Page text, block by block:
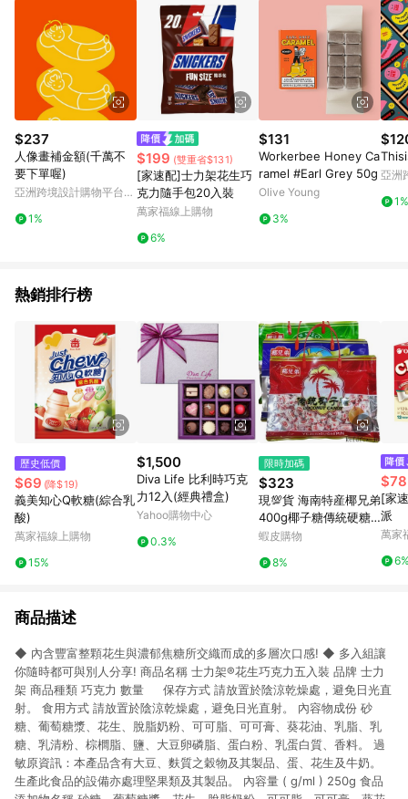
市場 45 天內完成訂單出貨及結帳，則不符合贈點資格。 (4) 如
使用APP、或中途瀏覽比價網、回饋網、Google等其他網頁、或
由網頁版(電腦版/手機版網頁)切換為App都將會造成追蹤中斷而
無法進行 LINE POINTS 回饋。 (5) LINE 購物為購物資訊整合性
平台，商品資料更新會有時間差，如顯示之商品規格、顏色、價
位、贈品與台灣樂天市場銷售網頁不符，以銷售網頁標示為準。
(6) 導購訂單已逾 365 天，根據台灣樂天回饋規定，逾期訂單將
不符合回饋資格。 (7) 若上述或其他原因，致使消費者無接收到
點數回饋或點數回饋有爭議，台灣樂天市場保有更改條款與法律
追訴之權利，活動詳情以樂天市場網站公告為準。
$237
人像畫補金額(千萬不
要下單喔)
亞洲跨境設計購物平台
1%
$199 (雙重省$131)
[家速配]士力架花生巧
克力隨手包20入裝
萬家福線上購物
6%
$131
Workerbee Honey Ca
ramel #Earl Grey 50g
Olive Young
3%
亞洲
1%
熱銷排行榜
歷史低價
$69 (降$19)
義美知心Q軟糖(綜合乳
酸)
萬家福線上購物
15%
$1,500
Diva Life 比利時巧克
力12入(經典禮盒)
Yahoo購物中心
0.3%
限時加碼
$323
現💯貨 海南特産椰兄弟
400g椰子糖傳統硬糖
糖果濃香婚慶喜糖年貨
蝦皮購物
8%
$78
[家
派
萬家
商品描述
◆ 內含豐富整顆花生與濃郁焦糖所交織而成的多層次口感! ◆ 多入組讓
你隨時都可與別人分享! 商品名稱 士力架®花生巧克力五入裝 品牌 士力
架 商品種類 巧克力 數量 保存方式 請放置於陰涼乾燥處，避免日光直
射。 食用方式 請放置於陰涼乾燥處，避免日光直射。 內容物成份 砂
糖、葡萄糖漿、花生、脫脂奶粉、可可脂、可可膏、葵花油、乳脂、乳
糖、乳清粉、棕櫚脂、鹽、大豆卵磷脂、蛋白粉、乳蛋白質、香料。 過
敏原資訊：本產品含有大豆、麩質之穀物及其製品、蛋、花生及牛奶。
生產此食品的設備亦處理堅果類及其製品。 內容量 ( g/ml ) 250g 食品